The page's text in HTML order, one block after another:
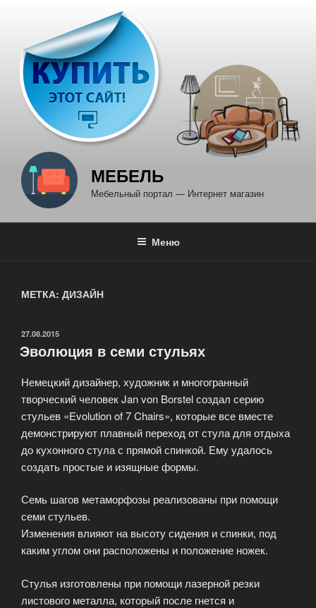
содержимому
МЕБЕЛЬ
Мебельный портал — Интернет магазин
Меню
МЕТКА: ДИЗАЙН
ОПУБЛИКОВАНО
27.08.2015
Эволюция в семи стульях
Немецкий дизайнер, художник и многогранный
творческий человек Jan von Borstel создал серию
стульев «Evolution of 7 Chairs», которые все вместе
демонстрируют плавный переход от стула для отдыха
до кухонного стула с прямой спинкой. Ему удалось
создать простые и изящные формы.
Семь шагов метаморфозы реализованы при помощи
семи стульев.
Изменения влияют на высоту сидения и спинки, под
каким углом они расположены и положение ножек.
Стулья изготовлены при помощи лазерной резки
листового металла, который после гнется и